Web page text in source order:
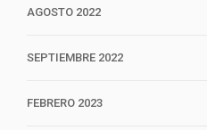
AGOSTO 2022
SEPTIEMBRE 2022
FEBRERO 2023